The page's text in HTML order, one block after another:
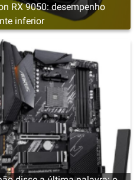
RX 9050: desempenho
inferior